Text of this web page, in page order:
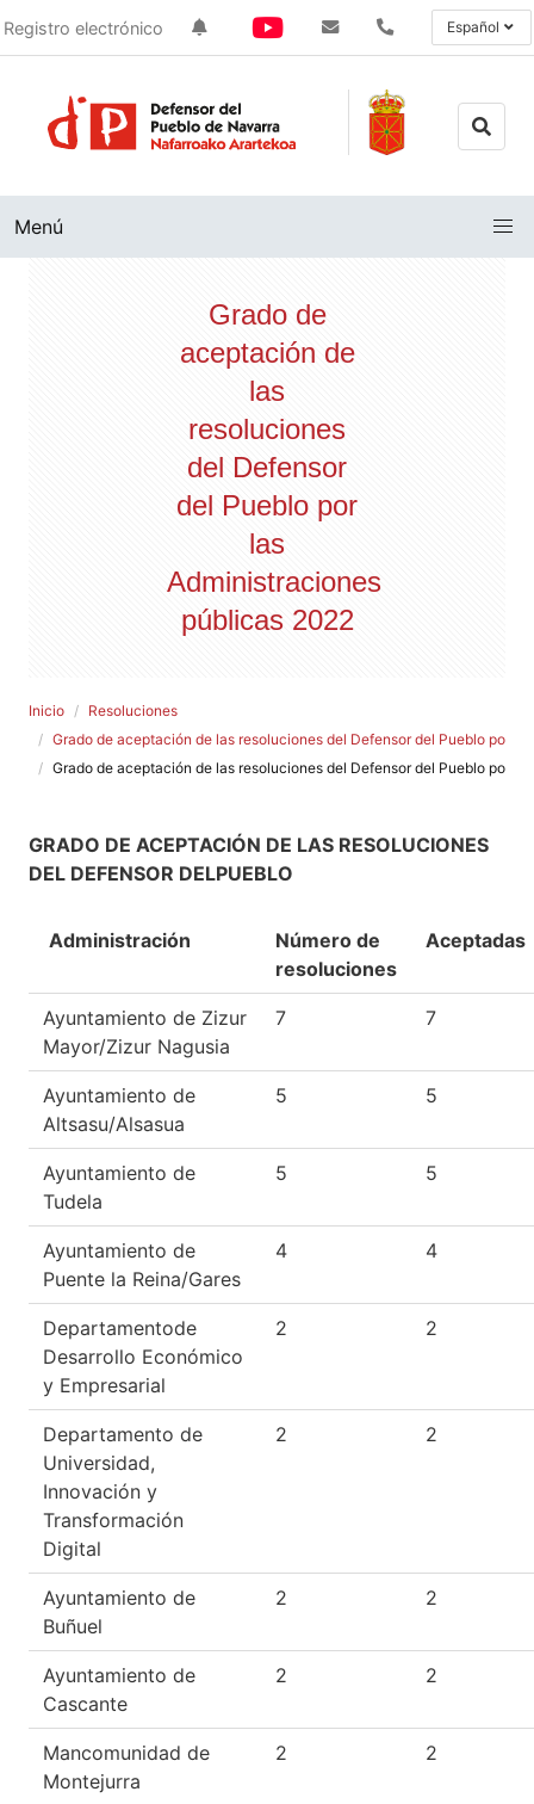
Registro electrónico Español
Menú
Grado de
aceptación de
las
resoluciones
del Defensor
del Pueblo por
las
Administraciones
públicas 2022
Inicio
Resoluciones
Grado de aceptación de las resoluciones del Defensor del Pueblo por
Grado de aceptación de las resoluciones del Defensor del Pueblo por
GRADO DE ACEPTACIÓN DE LAS RESOLUCIONES
DEL DEFENSOR DELPUEBLO
Administración
Número de
resoluciones
Aceptadas
Ayuntamiento de Zizur
Mayor/Zizur Nagusia
7 7
Ayuntamiento de
Altsasu/Alsasua
5 5
Ayuntamiento de
Tudela
5 5
Ayuntamiento de
Puente la Reina/Gares
4 4
Departamentode
Desarrollo Económico
y Empresarial
2 2
Departamento de
Universidad,
Innovación y
Transformación
Digital
2 2
Ayuntamiento de
Buñuel
2 2
Ayuntamiento de
Cascante
2 2
Mancomunidad de
Montejurra
2 2